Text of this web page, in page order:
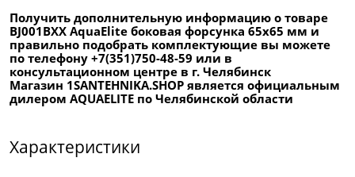
Получить дополнительную информацию о товаре
BJ001BXX AquaElite боковая форсунка 65x65 мм и
правильно подобрать комплектующие вы можете
по телефону +7(351)750-48-59 или в
консультационном центре в г. Челябинск
Магазин 1SANTEHNIKA.SHOP является официальным
дилером AQUAELITE по Челябинской области
Характеристики